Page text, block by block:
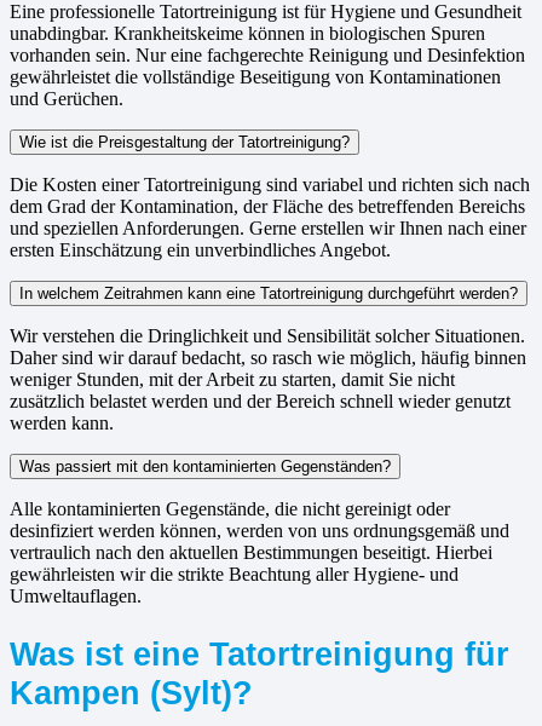
Eine professionelle Tatortreinigung ist für Hygiene und Gesundheit
unabdingbar. Krankheitskeime können in biologischen Spuren
vorhanden sein. Nur eine fachgerechte Reinigung und Desinfektion
gewährleistet die vollständige Beseitigung von Kontaminationen
und Gerüchen.
Wie ist die Preisgestaltung der Tatortreinigung?
Die Kosten einer Tatortreinigung sind variabel und richten sich nach
dem Grad der Kontamination, der Fläche des betreffenden Bereichs
und speziellen Anforderungen. Gerne erstellen wir Ihnen nach einer
ersten Einschätzung ein unverbindliches Angebot.
In welchem Zeitrahmen kann eine Tatortreinigung durchgeführt werden?
Wir verstehen die Dringlichkeit und Sensibilität solcher Situationen.
Daher sind wir darauf bedacht, so rasch wie möglich, häufig binnen
weniger Stunden, mit der Arbeit zu starten, damit Sie nicht
zusätzlich belastet werden und der Bereich schnell wieder genutzt
werden kann.
Was passiert mit den kontaminierten Gegenständen?
Alle kontaminierten Gegenstände, die nicht gereinigt oder
desinfiziert werden können, werden von uns ordnungsgemäß und
vertraulich nach den aktuellen Bestimmungen beseitigt. Hierbei
gewährleisten wir die strikte Beachtung aller Hygiene- und
Umweltauflagen.
Was ist eine Tatortreinigung für
Kampen (Sylt)?